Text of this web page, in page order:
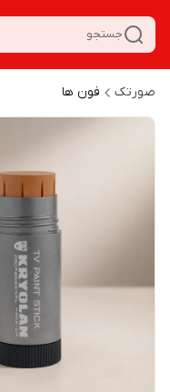
جستجو
صورتک فون ها